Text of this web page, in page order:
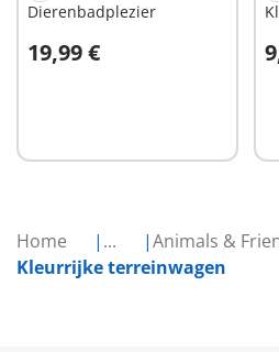
Home ...
Animals &
Kleurrijke terreinwagen
Dierenbadplezier
19,99 €
In winkelwagen